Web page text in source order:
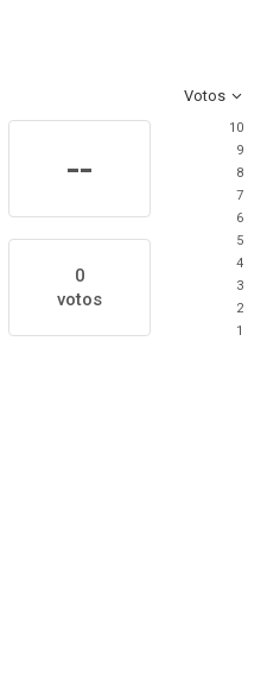
Votos
--
0
votos
10
9
8
7
6
5
4
3
2
1